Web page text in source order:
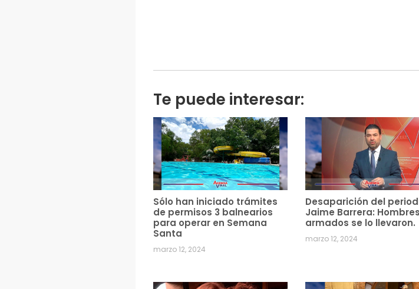
Te puede interesar:
Sólo han iniciado trámites
de permisos 3 balnearios
para operar en Semana
Santa
marzo 12, 2024
Desaparición del
Jaime Barrera: Hombres
armados se lo llevaron.
marzo 12, 2024